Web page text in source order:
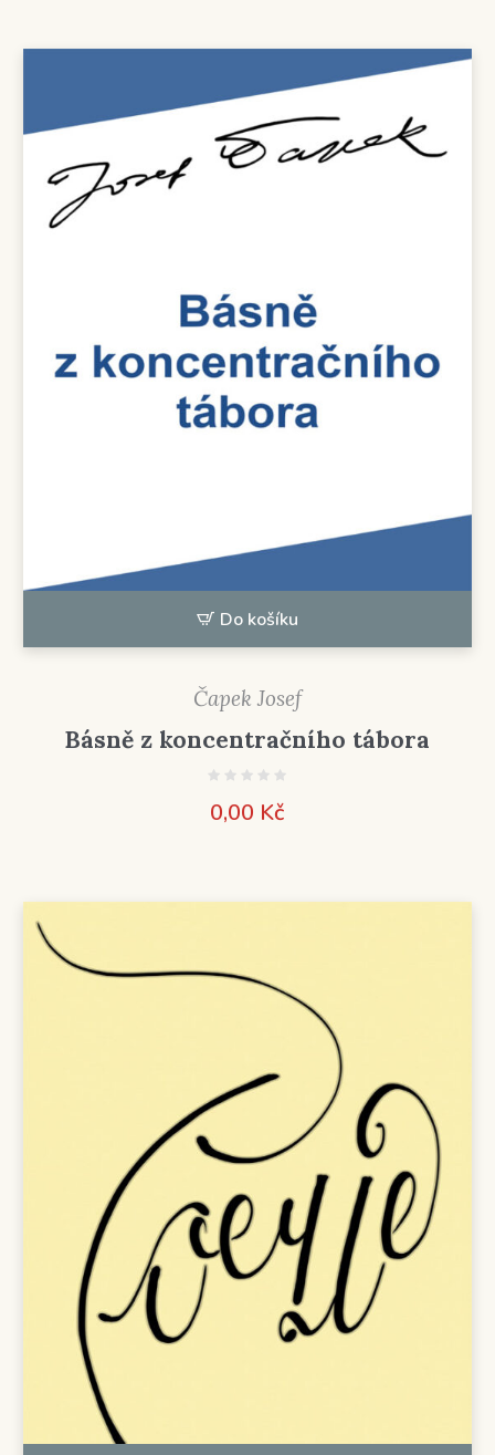
Do košíku
Čapek Josef
Básně z koncentračního tábora
0,00 Kč